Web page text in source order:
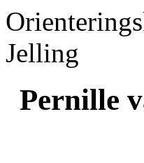
Jelling
Pernille